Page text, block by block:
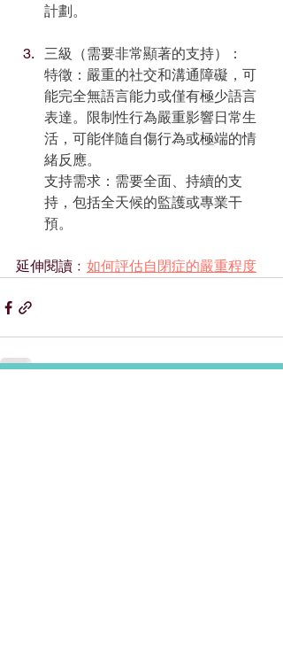
計劃。
三級（需要非常顯著的支持）：
特徵：嚴重的社交和溝通障礙，可
能完全無語言能力或僅有極少語言
表達。限制性行為嚴重影響日常生
活，可能伴隨自傷行為或極端的情
緒反應。
支持需求：需要全面、持續的支
持，包括全天候的監護或專業干
預。
延伸閱讀﹕ 如何評估自閉症的嚴重程度